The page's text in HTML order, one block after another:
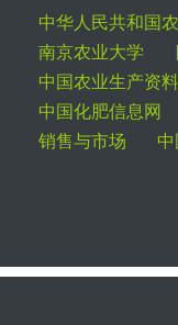
中华人民共和国
南京农业大学
中国农业生产资
中国化肥信息网
销售与市场